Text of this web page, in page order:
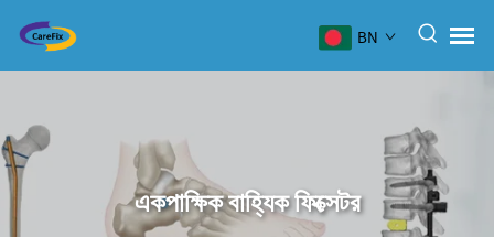
BN
একপাক্ষিক বাহ্যিক ফিক্সেটর